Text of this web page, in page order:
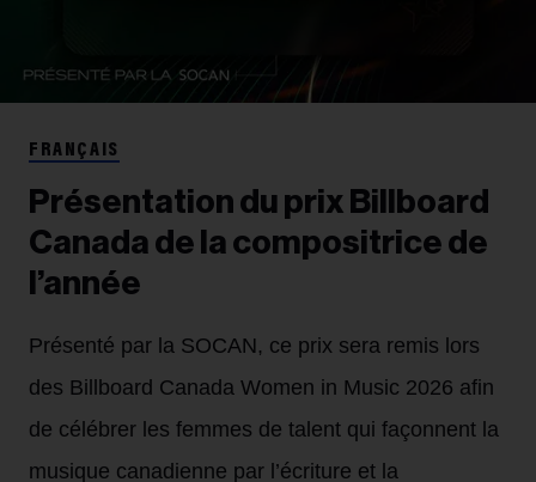
FRANÇAIS
Présentation du prix Billboard
Canada de la compositrice de
l’année
Présenté par la SOCAN, ce prix sera remis lors
des Billboard Canada Women in Music 2026 afin
de célébrer les femmes de talent qui façonnent la
musique canadienne par l’écriture et la